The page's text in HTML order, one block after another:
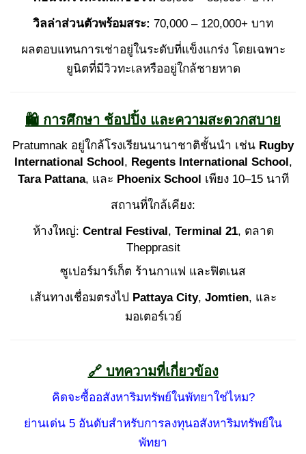
วิลล่าส่วนตัวพร้อมสระ: 70,000 – 120,000+ บาท
ผลตอบแทนการเช่าอยู่ในระดับที่แข็งแกร่ง โดยเฉพาะ
ยูนิตที่มีวิวทะเลหรืออยู่ใกล้ชายหาด
🛍 การศึกษา ช้อปปิ้ง และความสะดวกสบาย
Pratumnak อยู่ใกล้โรงเรียนนานาชาติชั้นนำ เช่น Rugby
International School, Regents International School,
Tara Pattana, และ Phoenix School เพียง 10–15 นาที
สถานที่ใกล้เคียง:
ห้างใหญ่: Central Festival, Terminal 21, ตลาด
Thepprasit
ซูเปอร์มาร์เก็ต ร้านกาแฟ และฟิตเนส
เส้นทางเชื่อมตรงไป Pattaya City, Jomtien, และ
มอเตอร์เวย์
🔗 บทความที่เกี่ยวข้อง
คิดจะซื้ออสังหาริมทรัพย์ในพัทยาใช่ไหม?
ย่านเด่น 5 อันดับสำหรับการลงทุนอสังหาริมทรัพย์ใน
พัทยา